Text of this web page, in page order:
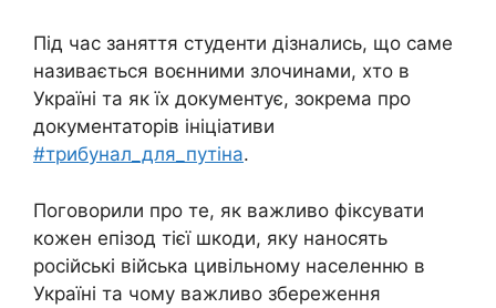
Під час заняття студенти дізнались, що саме
називається воєнними злочинами, хто в
Україні та як їх документує, зокрема про
документаторів ініціативи
#трибунал_для_путіна.
Поговорили про те, як важливо фіксувати
кожен епізод тієї шкоди, яку наносять
російські війська цивільному населенню в
Україні та чому важливо збереження